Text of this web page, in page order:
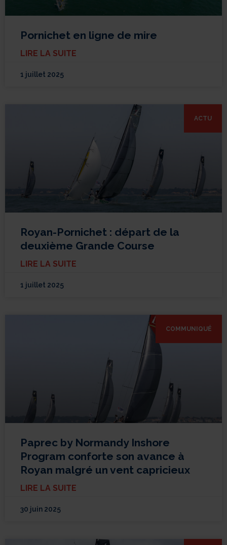
Pornichet en ligne de mire
LIRE LA SUITE
1 juillet 2025
ACTU
Royan-Pornichet : départ de la
deuxième Grande Course
LIRE LA SUITE
1 juillet 2025
COMMUNIQUÉ
Paprec by Normandy Inshore
Program conforte son avance à
Royan malgré un vent capricieux
LIRE LA SUITE
30 juin 2025